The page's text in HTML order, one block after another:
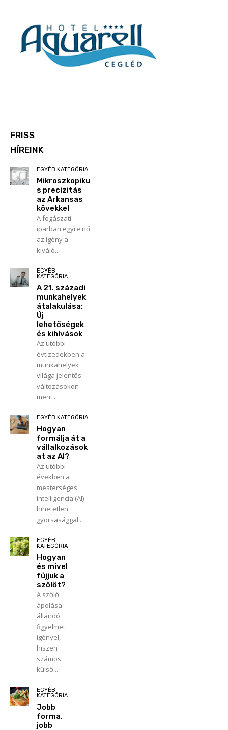
FRISS
HÍREINK
EGYÉB KATEGÓRIA
Mikroszkopiku
s precizitás
az Arkansas
kövekkel
A fogászati
iparban egyre nő
az igény a
kiváló...
EGYÉB
KATEGÓRIA
A 21. századi
munkahelyek
átalakulása:
Új
lehetőségek
és kihívások
Az utóbbi
évtizedekben a
munkahelyek
világa jelentős
változásokon
ment...
EGYÉB KATEGÓRIA
Hogyan
formálja át a
vállalkozások
at az AI?
Az utóbbi
években a
mesterséges
intelligencia (AI)
hihetetlen
gyorsasággal...
EGYÉB
KATEGÓRIA
Hogyan
és mivel
fújjuk a
szőlőt?
A szőlő
ápolása
állandó
figyelmet
igényel,
hiszen
számos
külső...
EGYÉB
KATEGÓRIA
Jobb
forma,
jobb